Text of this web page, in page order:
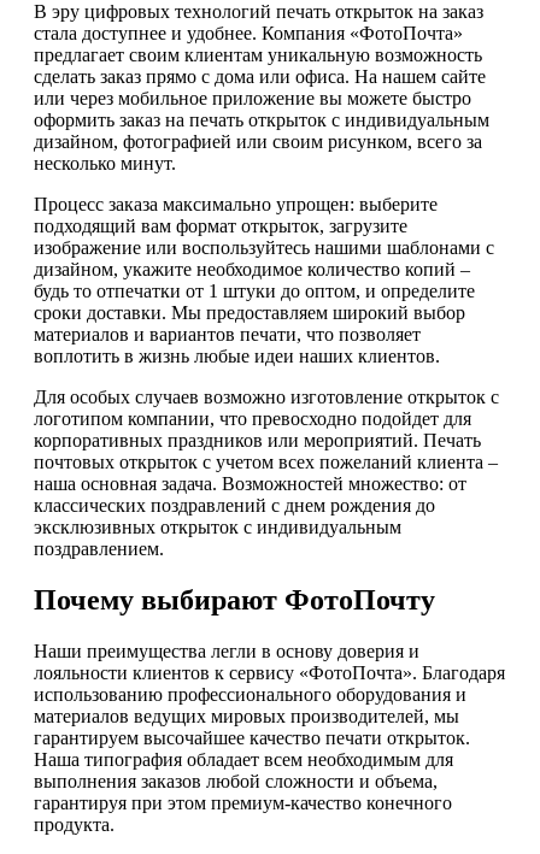
В эру цифровых технологий печать открыток на заказ
стала доступнее и удобнее. Компания «ФотоПочта»
предлагает своим клиентам уникальную возможность
сделать заказ прямо с дома или офиса. На нашем сайте
или через мобильное приложение вы можете быстро
оформить заказ на печать открыток с индивидуальным
дизайном, фотографией или своим рисунком, всего за
несколько минут.
Процесс заказа максимально упрощен: выберите
подходящий вам формат открыток, загрузите
изображение или воспользуйтесь нашими шаблонами с
дизайном, укажите необходимое количество копий –
будь то отпечатки от 1 штуки до оптом, и определите
сроки доставки. Мы предоставляем широкий выбор
материалов и вариантов печати, что позволяет
воплотить в жизнь любые идеи наших клиентов.
Для особых случаев возможно изготовление открыток с
логотипом компании, что превосходно подойдет для
корпоративных праздников или мероприятий. Печать
почтовых открыток с учетом всех пожеланий клиента –
наша основная задача. Возможностей множество: от
классических поздравлений с днем рождения до
эксклюзивных открыток с индивидуальным
поздравлением.
Почему выбирают ФотоПочту
Наши преимущества легли в основу доверия и
лояльности клиентов к сервису «ФотоПочта». Благодаря
использованию профессионального оборудования и
материалов ведущих мировых производителей, мы
гарантируем высочайшее качество печати открыток.
Наша типография обладает всем необходимым для
выполнения заказов любой сложности и объема,
гарантируя при этом премиум-качество конечного
продукта.